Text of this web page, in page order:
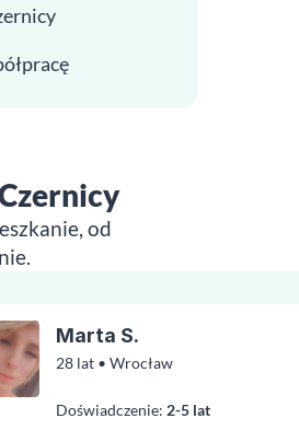
od
28 lat • Wrocław
Doświadczenie: 2-5 lat
Marta S.